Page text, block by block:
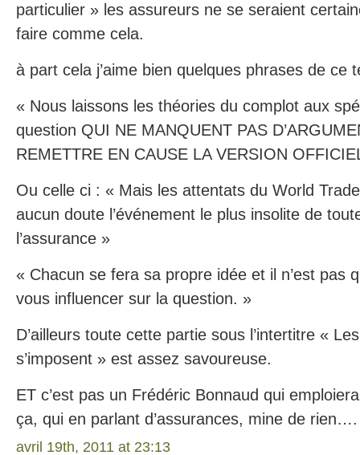
particulier » les assureurs ne se seraient
faire comme cela.
à part cela j’aime bien quelques phrases de ce
« Nous laissons les théories du complot aux
question QUI NE MANQUENT PAS
REMETTRE EN CAUSE LA VERSION
Ou celle ci : « Mais les attentats du World
aucun doute l’événement le plus insolite de
l’assurance »
« Chacun se fera sa propre idée et il n’est pas
vous influencer sur la question. »
D’ailleurs toute cette partie sous l’intertitre «
s’imposent » est assez savoureuse.
ET c’est pas un Frédéric Bonnaud qui
ça, qui en parlant d’assurances, mine de
avril 19th, 2011 at 23:13